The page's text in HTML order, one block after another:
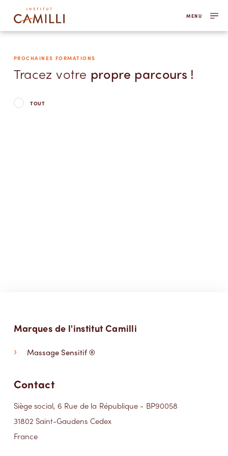
MENU
PROCHAINES FORMATIONS
Tracez votre propre parcours !
TOUT
Marques de l'institut Camilli
Massage Sensitif ®
Contact
Siège social, 6 Rue de la République - BP90058
31802 Saint-Gaudens Cedex
France